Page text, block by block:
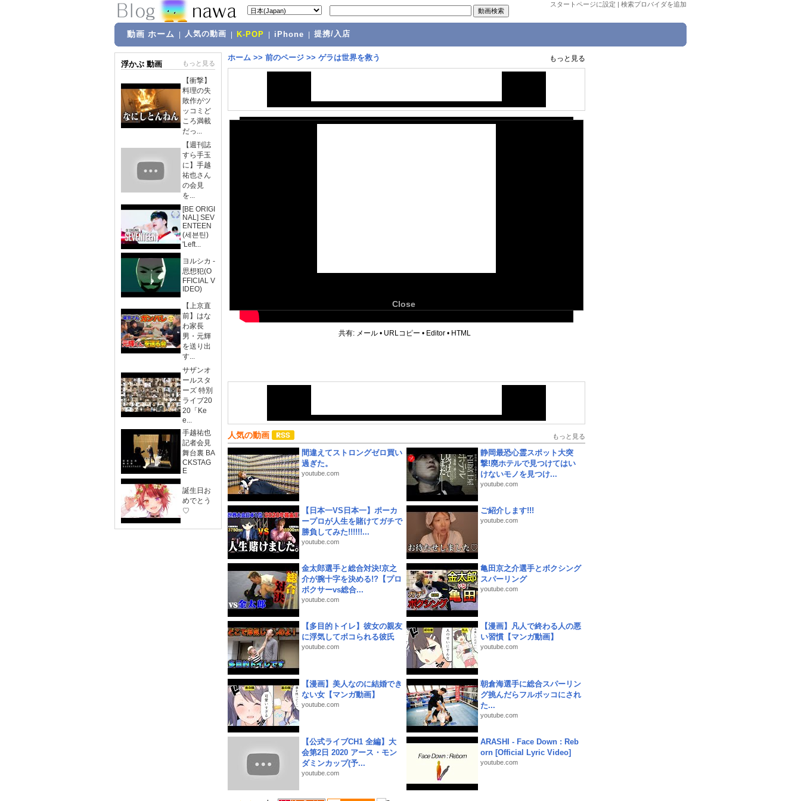
スタートページに設定 | 検索プロバイダを追加
動画 ホーム 人気の動画 K-POP iPhone 提携/入店
浮かぶ 動画 もっと見る
【衝撃】
料理の失
敗作がツ
ッコミど
ころ満載
だっ...
【週刊誌
すら手玉
に】手越
祐也さん
の会見
を...
[BE ORIGI
NAL] SEV
ENTEEN
(세븐틴)
'Left...
ヨルシカ -
思想犯(O
FFICIAL V
IDEO)
【上京直
前】はな
わ家長
男・元輝
を送り出
す...
サザンオ
ールスタ
ーズ 特別
ライブ20
20「Ke
e...
手越祐也
記者会見
舞台裏 BA
CKSTAG
E
誕生日お
めでとう
♡
ホーム >> 前のページ >> ゲラは世界を救う もっと見る
Close
共有: メール • URLコピー • Editor • HTML
人気の動画 もっと見る
間違えてストロングゼロ買い
過ぎた。
youtube.com
静岡最恐心霊スポット大突
撃!廃ホテルで見つけてはい
けないモノを見つけ...
youtube.com
【日本一VS日本一】ポーカ
ープロが人生を賭けてガチで
勝負してみた!!!!!!...
youtube.com
ご紹介します!!!
youtube.com
金太郎選手と総合対決!京之
介が腕十字を決める!?【プロ
ボクサーvs総合...
youtube.com
亀田京之介選手とボクシング
スパーリング
youtube.com
【多目的トイレ】彼女の親友
に浮気してボコられる彼氏
youtube.com
【漫画】凡人で終わる人の悪
い習慣【マンガ動画】
youtube.com
【漫画】美人なのに結婚でき
ない女【マンガ動画】
youtube.com
朝倉海選手に総合スパーリン
グ挑んだらフルボッコにされ
た...
youtube.com
【公式ライブCH1 全編】大
会第2日 2020 アース・モン
ダミンカップ(予...
youtube.com
ARASHI - Face Down : Reb
orn [Official Lyric Video]
youtube.com